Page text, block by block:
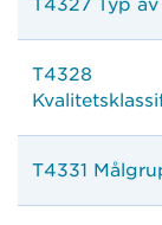
T4327 Typ
T4328
T4331